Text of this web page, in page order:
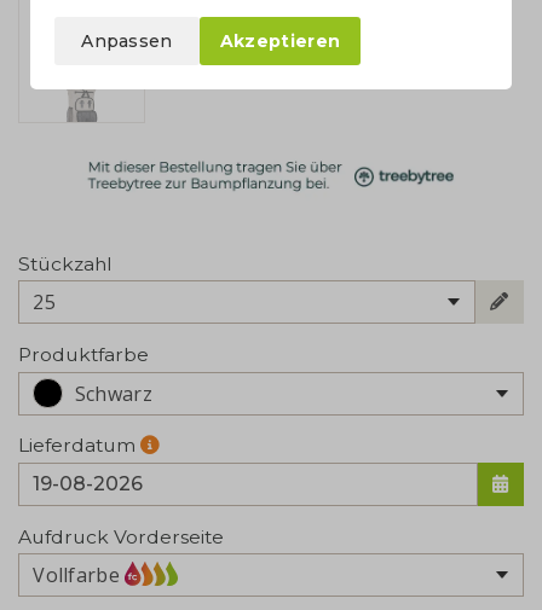
Stückzahl
25
Produktfarbe
Schwarz
Lieferdatum
Aufdruck Vorderseite
Vollfarbe
Anpassen Akzeptieren